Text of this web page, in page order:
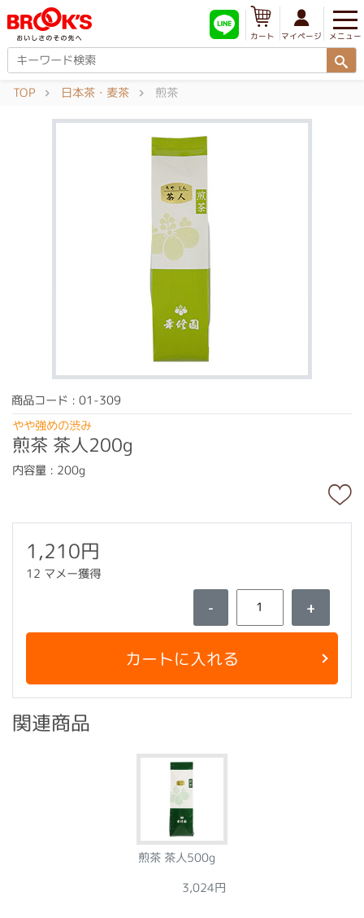
メニュー
マイページ
カート
TOP 日本茶・麦茶 煎茶
商品コード : 01-309
やや強めの渋み
煎茶 茶人200g
内容量 : 200g
1,210円
12 マメー獲得
- +
カートに入れる
関連商品
煎茶 茶人500g
3,024円